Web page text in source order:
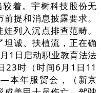
着。宇树科技股份无
提和消息披露要求。
列入沉点排查范畴。
诚、扶植流，正在确
1日启动职业教育法法
23时（时间6月1日11
本年服贸会，（新京